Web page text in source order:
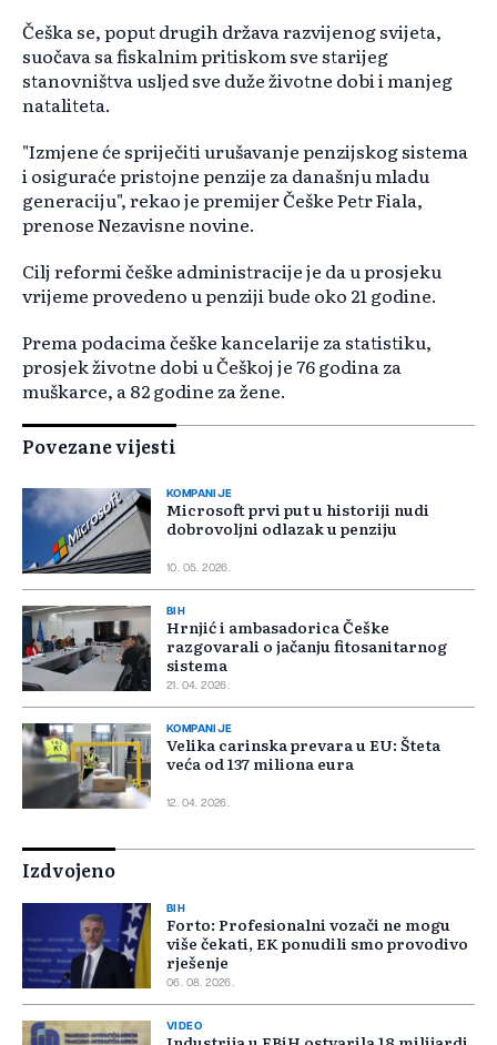
Češka se, poput drugih država razvijenog svijeta,
suočava sa fiskalnim pritiskom sve starijeg
stanovništva usljed sve duže životne dobi i manjeg
nataliteta.
"Izmjene će spriječiti urušavanje penzijskog sistema
i osiguraće pristojne penzije za današnju mladu
generaciju", rekao je premijer Češke Petr Fiala,
prenose Nezavisne novine.
Cilj reformi češke administracije je da u prosjeku
vrijeme provedeno u penziji bude oko 21 godine.
Prema podacima češke kancelarije za statistiku,
prosjek životne dobi u Češkoj je 76 godina za
muškarce, a 82 godine za žene.
Povezane vijesti
KOMPANIJE
Microsoft prvi put u historiji nudi
dobrovoljni odlazak u penziju
10. 05. 2026.
BIH
Hrnjić i ambasadorica Češke
razgovarali o jačanju fitosanitarnog
sistema
21. 04. 2026.
KOMPANIJE
Velika carinska prevara u EU: Šteta
veća od 137 miliona eura
12. 04. 2026.
Izdvojeno
BIH
Forto: Profesionalni vozači ne mogu
više čekati, EK ponudili smo provodivo
rješenje
06. 08. 2026.
VIDEO